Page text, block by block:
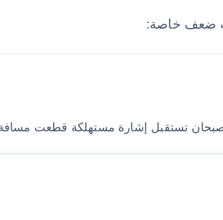
ضعف خاصة:
في صبحان تستقبل إشارة مستهلكة قطعت